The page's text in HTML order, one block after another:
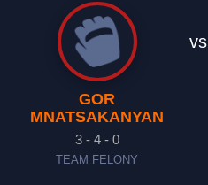
GOR
MNATSAKANYAN
3 - 4 - 0
TEAM FELONY
vs